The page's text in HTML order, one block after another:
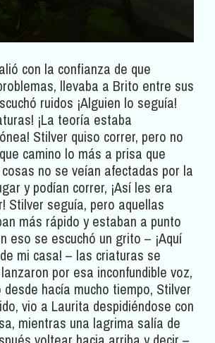
con la confianza de que
llevaba a Brito entre sus
ruidos ¡Alguien lo seguía!
¡La teoría estaba
Stilver quiso correr, pero no
camino lo más a prisa que
no se veían afectadas por la
y podían correr, ¡Así les era
Stilver seguía, pero aquellas
más rápido y estaban a punto
eso se escuchó un grito – ¡Aquí
mi casa! – las criaturas se
por esa inconfundible voz,
hacía mucho tiempo, Stilver
vio a Laurita despidiéndose con
mientras una lagrima salía de